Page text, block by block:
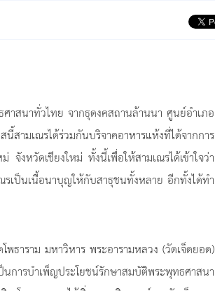
าสนาทั่วไทย จากธุดงคสถานล้านนา ศูนย์อำเภอ
ามเณรได้ร่วมกันบริจาคอาหารแห้งที่ได้จากการ
งหวัดเชียงใหม่ ทั้งนี้เพื่อให้สามเณรได้เข้าใจว่า
รเป็นเนื้อนาบุญให้กับสาธุชนทั้งหลาย อีกทั้งได้ทำ
าราม มหาวิหาร พระอารามหลวง (วัดเจ็ดยอด)
การบำเพ็ญประโยชน์รักษาสมบัติพระพุทธศาสนา